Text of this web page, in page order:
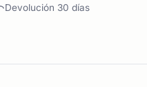
Devolución 30 días